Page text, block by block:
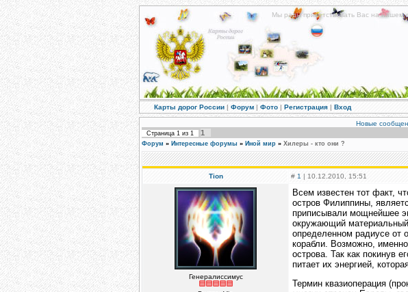
Мы рады приветствовать Вас на нашем
Карты дорог России | Форум | Фото | Регистрация | Вход
Новые
Страница 1 из 1 1
Форум » Интересные форумы » Иной мир » Хилеры - кто они ?
Tion # 1 | 10.12.2010, 15:51
Генералиссимус
Всем известен тот факт,
остров Филиппины,
приписывали мощнейшее
окружающий
определенном радиусе от
корабли. Возможно,
острова. Так как покинув
питает их энергией,
Термин квазиоперация